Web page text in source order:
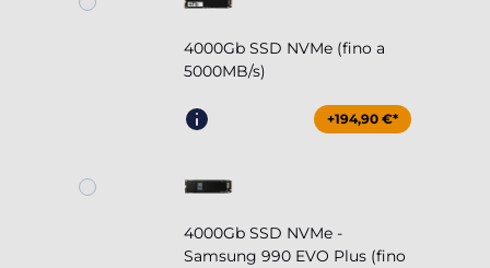
4000Gb SSD NVMe (fino a
5000MB/s)
+194,90 €*
4000Gb SSD NVMe -
Samsung 990 EVO Plus (fino